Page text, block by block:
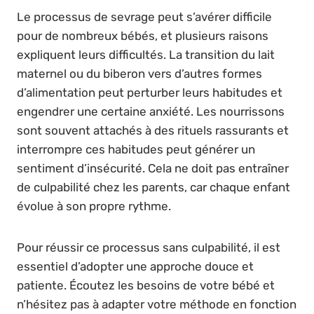
Le processus de sevrage peut s’avérer difficile
pour de nombreux bébés, et plusieurs raisons
expliquent leurs difficultés. La transition du lait
maternel ou du biberon vers d’autres formes
d’alimentation peut perturber leurs habitudes et
engendrer une certaine anxiété. Les nourrissons
sont souvent attachés à des rituels rassurants et
interrompre ces habitudes peut générer un
sentiment d’insécurité. Cela ne doit pas entraîner
de culpabilité chez les parents, car chaque enfant
évolue à son propre rythme.
Pour réussir ce processus sans culpabilité, il est
essentiel d’adopter une approche douce et
patiente. Écoutez les besoins de votre bébé et
n’hésitez pas à adapter votre méthode en fonction